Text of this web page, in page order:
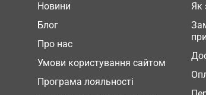
Новини
Блог
Про нас
Умови користування сайтом
Програма лояльності
Як